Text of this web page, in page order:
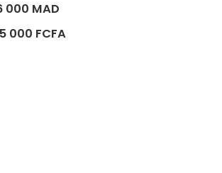
000 MAD
000 FCFA